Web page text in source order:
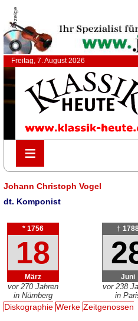
Anzeige
Freitag, 7. August 2026
≡
≡
Johann Christoph Vogel
dt. Komponist
* 1756
18
März
vor 270 Jahren
in Nürnberg
†
Juni
vor 238
in
Diskographie Werke Zeitgenossen